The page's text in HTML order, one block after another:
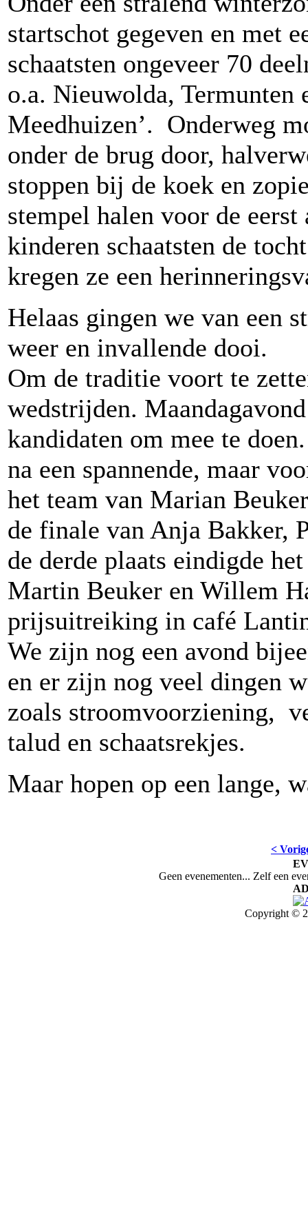
startschot gegeven en met
schaatsten ongeveer 70
o.a. Nieuwolda, Termunten
Meedhuizen’. Onderweg
onder de brug door,
stoppen bij de koek en
stempel halen voor de
kinderen schaatsten de
kregen ze een
Helaas gingen we van een
weer en invallende dooi.
Om de traditie voort te
wedstrijden.
kandidaten om mee te
na een spannende, maar
het team van Marian
de finale van Anja Bakker,
de derde plaats eindigde
Martin Beuker en Willem
prijsuitreiking in café
We zijn nog een avond
en er zijn nog veel dingen
zoals stroomvoorziening,
talud en schaatsrekjes.
Maar hopen op een lange,
<
Geen evenementen... Zelf een
Copyright ©